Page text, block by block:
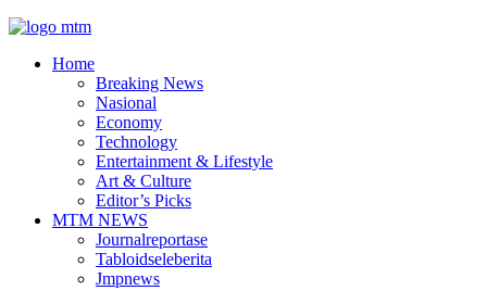
Home
Breaking News
Nasional
Economy
Technology
Entertainment & Lifestyle
Art & Culture
Editor’s Picks
MTM NEWS
Journalreportase
Tabloidseleberita
Jmpnews